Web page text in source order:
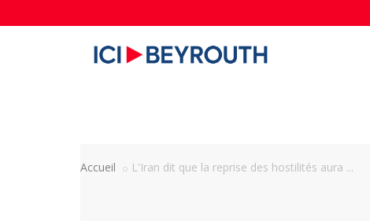
Accueil L'Iran dit que la reprise des hostilités aura ...